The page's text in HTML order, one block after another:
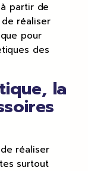
partir de
réaliser
pour
des
la
réaliser
surtout